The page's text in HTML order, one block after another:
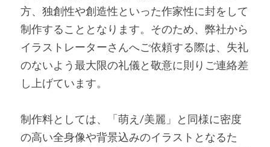
方、独創性や創造性といった作家性に封をして
制作することとなります。そのため、弊社から
イラストレーターさんへご依頼する際は、失礼
のないよう最大限の礼儀と敬意に則りご連絡差
し上げています。
制作料としては、「萌え/美麗」と同様に密度
の高い全身像や背景込みのイラストとなるた